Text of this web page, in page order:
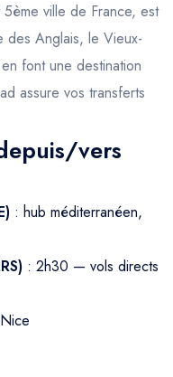
ville de France, est
des Anglais, le Vieux-
font une destination
assure vos transferts
vers
: hub méditerranéen,
: 2h30 — vols directs